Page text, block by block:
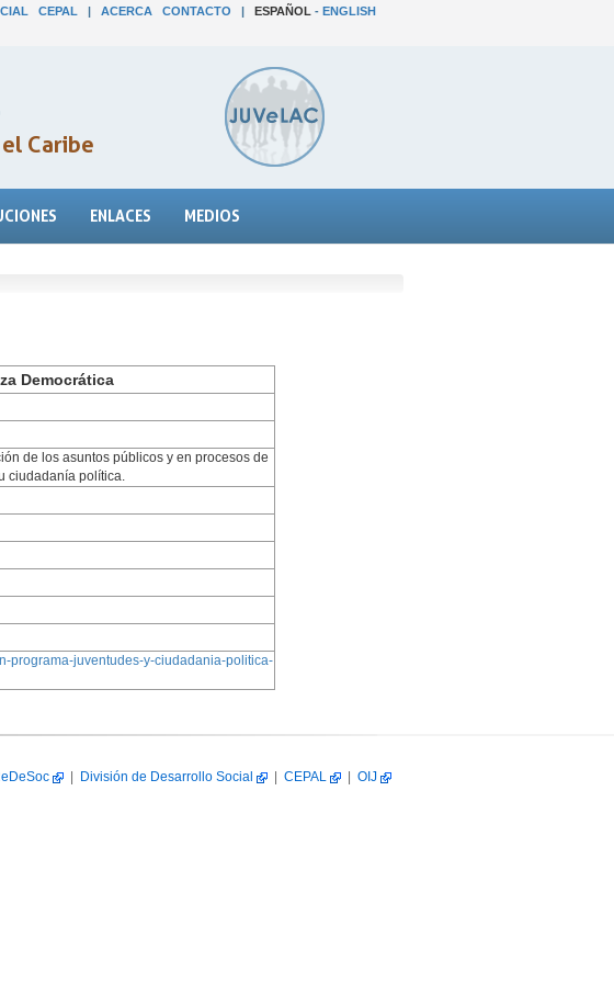
CEPAL | ACERCA CONTACTO | ESPAÑOL - ENGLISH
Caribe
ENLACES MEDIOS
Democrática
de los asuntos públicos y en procesos de
ciudadanía política.
programa-juventudes-y-ciudadania-politica-
División de Desarrollo Social CEPAL OIJ